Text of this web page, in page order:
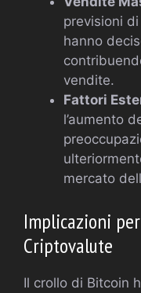
previsioni
hanno
vendite.
Fattori
l’aumento
mercato
Implicazioni
Criptovalute
Il crollo di Bitcoin